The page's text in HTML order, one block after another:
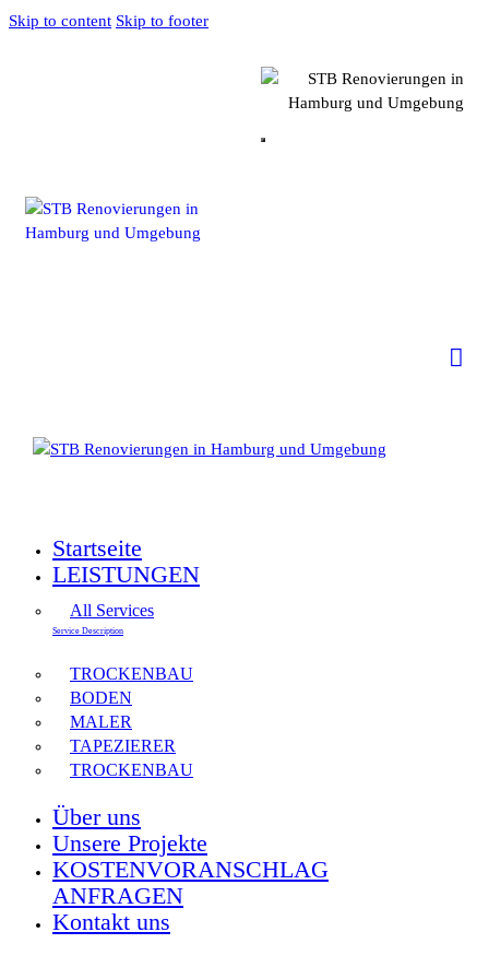
Skip to content Skip to footer
Startseite
LEISTUNGEN
All Services
Service Description
TROCKENBAU
BODEN
MALER
TAPEZIERER
TROCKENBAU
Über uns
Unsere Projekte
KOSTENVORANSCHLAG
ANFRAGEN
Kontakt uns